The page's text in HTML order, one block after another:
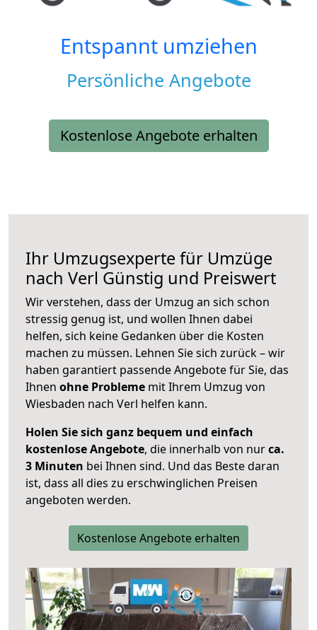
Entspannt umziehen
Persönliche Angebote
Kostenlose Angebote erhalten
Ihr Umzugsexperte für Umzüge
nach Verl Günstig und Preiswert
Wir verstehen, dass der Umzug an sich schon
stressig genug ist, und wollen Ihnen dabei
helfen, sich keine Gedanken über die Kosten
machen zu müssen. Lehnen Sie sich zurück – wir
haben garantiert passende Angebote für Sie, das
Ihnen ohne Probleme mit Ihrem Umzug von
Wiesbaden nach Verl helfen kann.
Holen Sie sich ganz bequem und einfach
kostenlose Angebote, die innerhalb von nurca.
3 Minuten bei Ihnen sind. Und das Beste daran
ist, dass all dies zu erschwinglichen Preisen
angeboten werden.
Kostenlose Angebote erhalten